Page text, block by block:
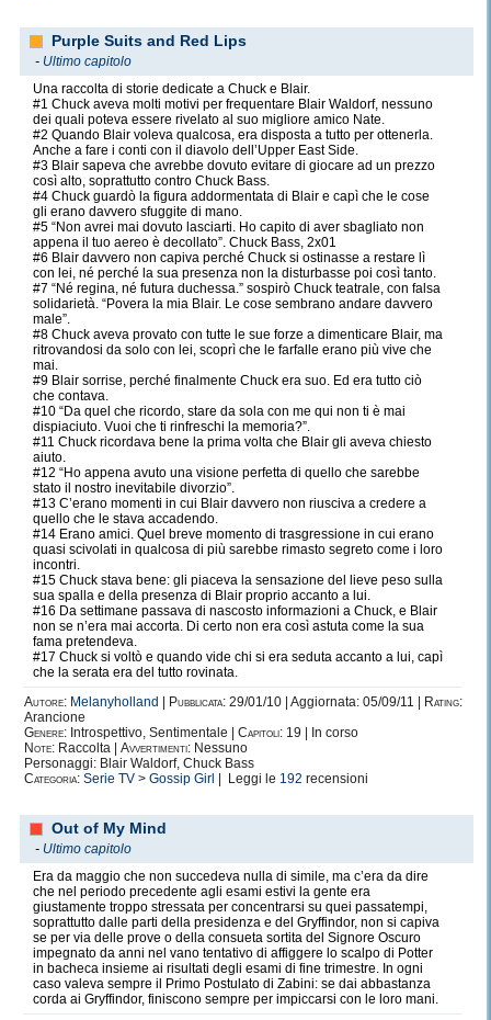
Purple Suits and Red Lips
- Ultimo capitolo
Una raccolta di storie dedicate a Chuck e Blair.
#1 Chuck aveva molti motivi per frequentare Blair Waldorf, nessuno
dei quali poteva essere rivelato al suo migliore amico Nate.
#2 Quando Blair voleva qualcosa, era disposta a tutto per ottenerla.
Anche a fare i conti con il diavolo dell’Upper East Side.
#3 Blair sapeva che avrebbe dovuto evitare di giocare ad un prezzo
così alto, soprattutto contro Chuck Bass.
#4 Chuck guardò la figura addormentata di Blair e capì che le cose
gli erano davvero sfuggite di mano.
#5 “Non avrei mai dovuto lasciarti. Ho capito di aver sbagliato non
appena il tuo aereo è decollato”. Chuck Bass, 2x01
#6 Blair davvero non capiva perché Chuck si ostinasse a restare lì
con lei, né perché la sua presenza non la disturbasse poi così tanto.
#7 “Né regina, né futura duchessa.” sospirò Chuck teatrale, con falsa
solidarietà. “Povera la mia Blair. Le cose sembrano andare davvero
male”.
#8 Chuck aveva provato con tutte le sue forze a dimenticare Blair, ma
ritrovandosi da solo con lei, scoprì che le farfalle erano più vive che
mai.
#9 Blair sorrise, perché finalmente Chuck era suo. Ed era tutto ciò
che contava.
#10 “Da quel che ricordo, stare da sola con me qui non ti è mai
dispiaciuto. Vuoi che ti rinfreschi la memoria?”.
#11 Chuck ricordava bene la prima volta che Blair gli aveva chiesto
aiuto.
#12 “Ho appena avuto una visione perfetta di quello che sarebbe
stato il nostro inevitabile divorzio”.
#13 C’erano momenti in cui Blair davvero non riusciva a credere a
quello che le stava accadendo.
#14 Erano amici. Quel breve momento di trasgressione in cui erano
quasi scivolati in qualcosa di più sarebbe rimasto segreto come i loro
incontri.
#15 Chuck stava bene: gli piaceva la sensazione del lieve peso sulla
sua spalla e della presenza di Blair proprio accanto a lui.
#16 Da settimane passava di nascosto informazioni a Chuck, e Blair
non se n’era mai accorta. Di certo non era così astuta come la sua
fama pretendeva.
#17 Chuck si voltò e quando vide chi si era seduta accanto a lui, capì
che la serata era del tutto rovinata.
Autore: Melanyholland Pubblicata: 29/01/10 | Aggiornata: 05/09/11 |
Rating:
Arancione
Genere: Introspettivo, Sentimentale | Capitoli: 19 | In corso
Note: Raccolta | Avvertimenti: Nessuno
Personaggi: Blair Waldorf, Chuck Bass
Categoria: Serie TV > Gossip Girl | Leggi le 192 recensioni
Out of My Mind
- Ultimo capitolo
Era da maggio che non succedeva nulla di simile, ma c’era da dire
che nel periodo precedente agli esami estivi la gente era
giustamente troppo stressata per concentrarsi su quei passatempi,
soprattutto dalle parti della presidenza e del Gryffindor, non si capiva
se per via delle prove o della consueta sortita del Signore Oscuro
impegnato da anni nel vano tentativo di affiggere lo scalpo di Potter
in bacheca insieme ai risultati degli esami di fine trimestre. In ogni
caso valeva sempre il Primo Postulato di Zabini: se dai abbastanza
corda ai Gryffindor, finiscono sempre per impiccarsi con le loro mani.